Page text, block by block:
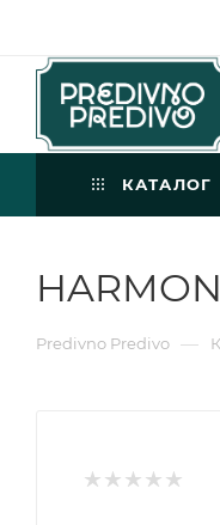
КАТАЛОГ
Predivno Predivo —